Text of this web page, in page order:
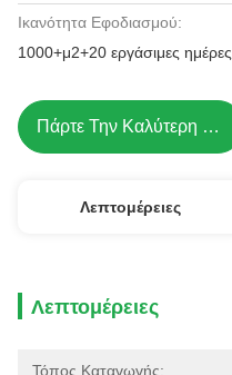
Ικανότητα Εφοδιασμού:
1000+μ2+20 εργάσιμες ημέρες
Πάρτε Την Καλύτερη Τιμή
Λεπτομέρειες
Λεπτομέρειες
Τόπος Καταγωγής: